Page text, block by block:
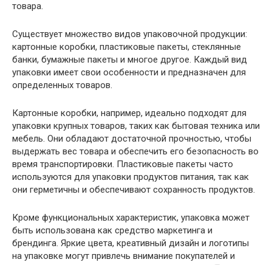
товара.
Существует множество видов упаковочной продукции:
картонные коробки, пластиковые пакеты, стеклянные
банки, бумажные пакеты и многое другое. Каждый вид
упаковки имеет свои особенности и предназначен для
определенных товаров.
Картонные коробки, например, идеально подходят для
упаковки крупных товаров, таких как бытовая техника или
мебель. Они обладают достаточной прочностью, чтобы
выдержать вес товара и обеспечить его безопасность во
время транспортировки. Пластиковые пакеты часто
используются для упаковки продуктов питания, так как
они герметичны и обеспечивают сохранность продуктов.
Кроме функциональных характеристик, упаковка может
быть использована как средство маркетинга и
брендинга. Яркие цвета, креативный дизайн и логотипы
на упаковке могут привлечь внимание покупателей и